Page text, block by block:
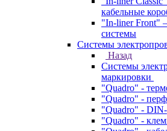
кабельные
"In-liner Front"
системы
Системы
Назад
Системы
маркировки
"Quadro" -
"Quadro" -
"Quadro" -
"Quadro" -